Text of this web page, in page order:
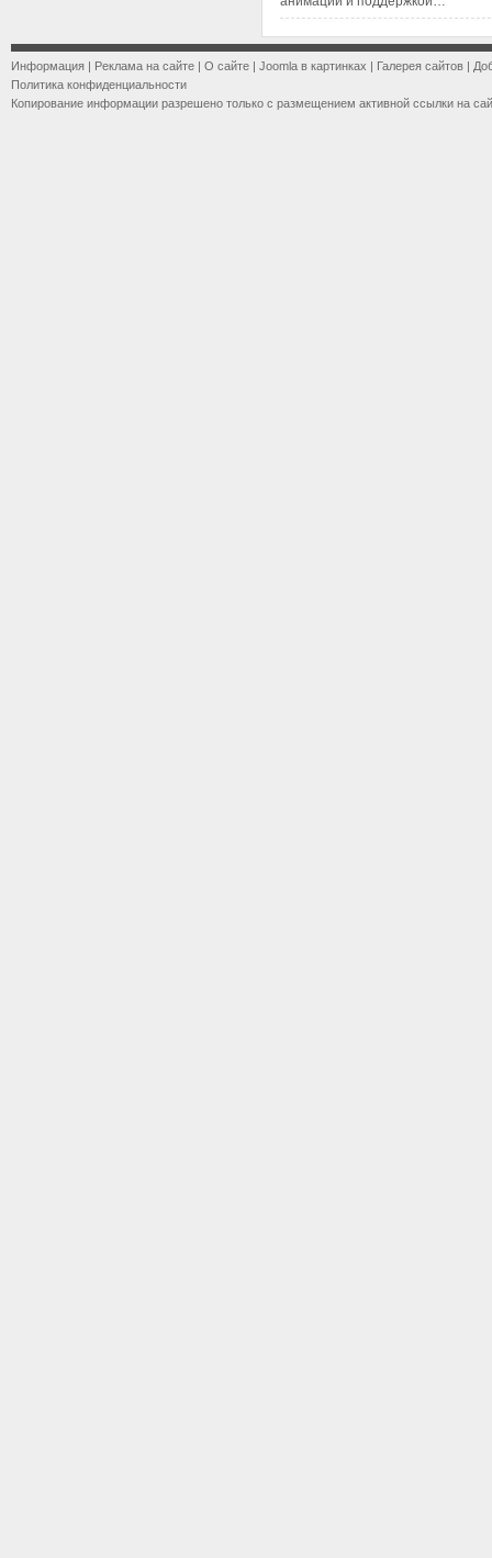
Информация | Реклама на сайте | О сайте | Joomla в картинках | Галерея сайтов |
Политика конфиденциальности
Копирование информации разрешено только с размещением активной ссылки на